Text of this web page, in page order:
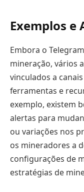
Exemplos e
Embora o
mineração, vários
vinculados a
ferramentas e
exemplo, existem
alertas para
ou variações nos
os mineradores a
configurações de
estratégias de